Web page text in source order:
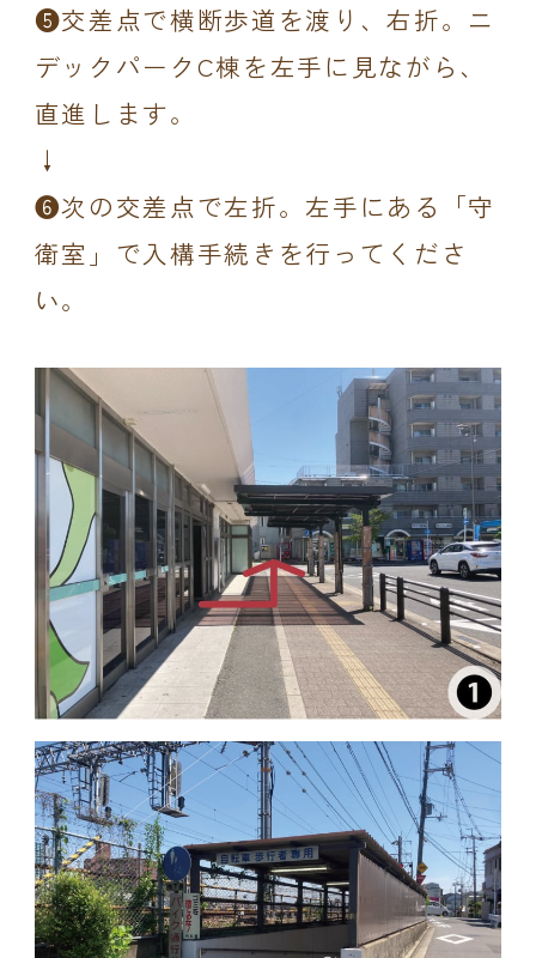
❺交差点で横断歩道を渡り、右折。ニ
デックパークC棟を左手に見ながら、
直進します。
↓
❻次の交差点で左折。左手にある「守
衛室」で入構手続きを行ってくださ
い。